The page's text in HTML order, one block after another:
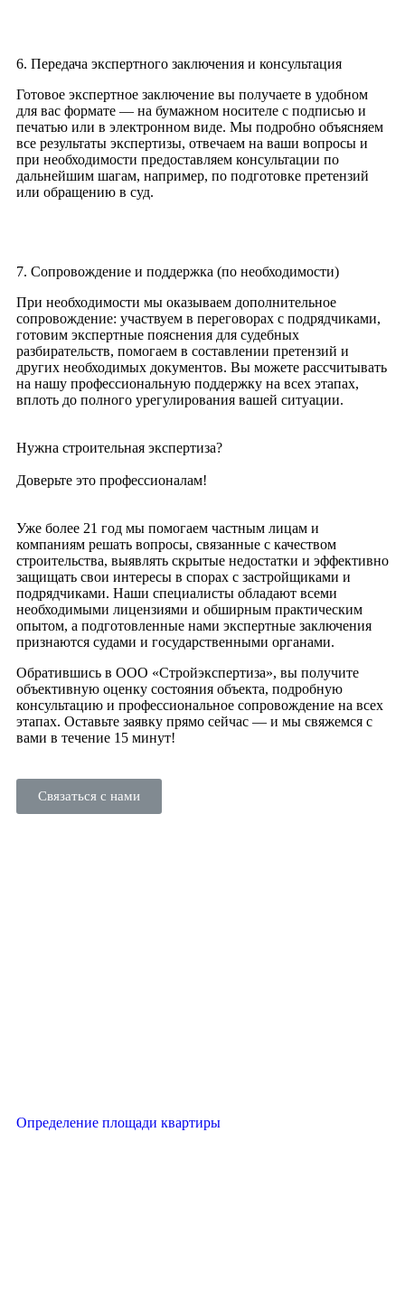
6. Передача экспертного заключения и консультация
Готовое экспертное заключение вы получаете в удобном
для вас формате — на бумажном носителе с подписью и
печатью или в электронном виде. Мы подробно объясняем
все результаты экспертизы, отвечаем на ваши вопросы и
при необходимости предоставляем консультации по
дальнейшим шагам, например, по подготовке претензий
или обращению в суд.
7. Сопровождение и поддержка (по необходимости)
При необходимости мы оказываем дополнительное
сопровождение: участвуем в переговорах с подрядчиками,
готовим экспертные пояснения для судебных
разбирательств, помогаем в составлении претензий и
других необходимых документов. Вы можете рассчитывать
на нашу профессиональную поддержку на всех этапах,
вплоть до полного урегулирования вашей ситуации.
Нужна строительная экспертиза?
Доверьте это профессионалам!
Уже более 21 год мы помогаем частным лицам и
компаниям решать вопросы, связанные с качеством
строительства, выявлять скрытые недостатки и эффективно
защищать свои интересы в спорах с застройщиками и
подрядчиками. Наши специалисты обладают всеми
необходимыми лицензиями и обширным практическим
опытом, а подготовленные нами экспертные заключения
признаются судами и государственными органами.
Обратившись в ООО «Стройэкспертиза», вы получите
объективную оценку состояния объекта, подробную
консультацию и профессиональное сопровождение на всех
этапах. Оставьте заявку прямо сейчас — и мы свяжемся с
вами в течение 15 минут!
Связаться с нами
Определение площади квартиры